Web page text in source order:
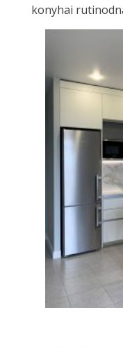
konyhai